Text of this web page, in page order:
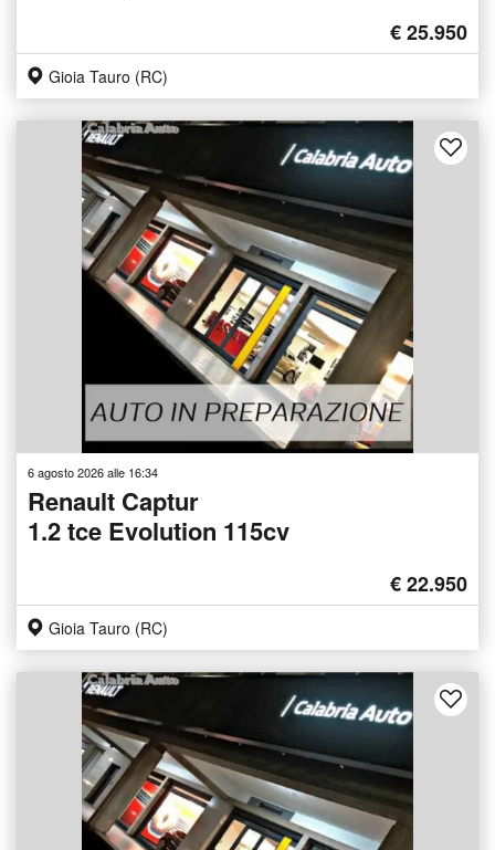
€ 25.950
Gioia Tauro (RC)
6 agosto 2026 alle 16:34
Renault Captur
1.2 tce Evolution 115cv
€ 22.950
Gioia Tauro (RC)